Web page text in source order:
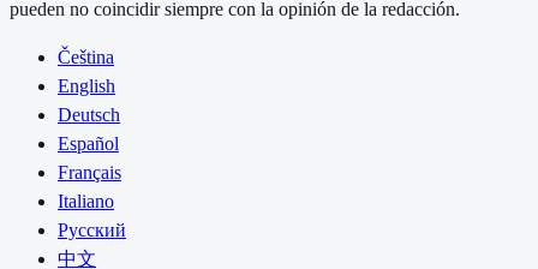
pueden no coincidir siempre con la opinión de la redacción.
Čeština
English
Deutsch
Español
Français
Italiano
Русский
中文